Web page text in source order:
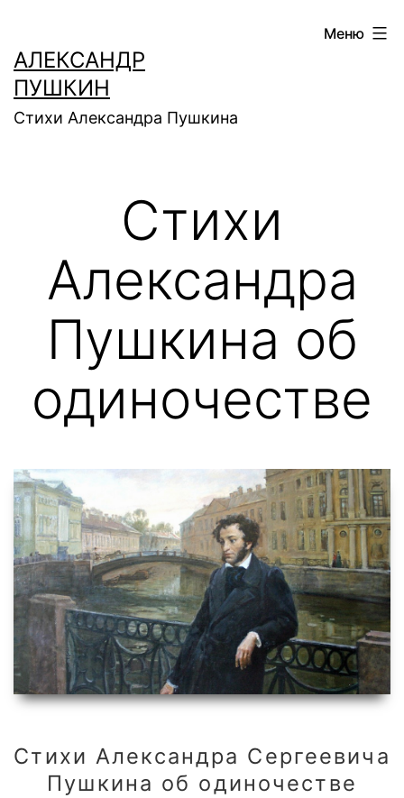
содержимому
АЛЕКСАНДР
ПУШКИН
Стихи Александра Пушкина
Меню
Стихи
Александра
Пушкина об
одиночестве
Стихи Александра Сергеевича
Пушкина об одиночестве